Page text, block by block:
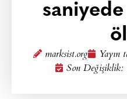
marksist.org Yayın
Son